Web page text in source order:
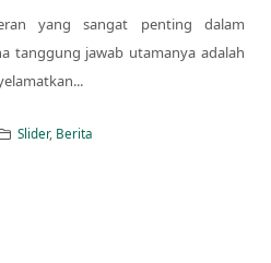
yang sangat penting dalam
tanggung jawab utamanya adalah
Slider, Berita